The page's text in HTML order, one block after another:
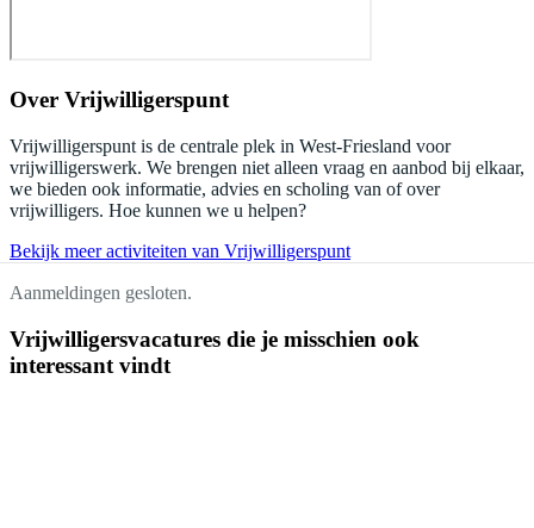
Over Vrijwilligerspunt
Vrijwilligerspunt is de centrale plek in West-Friesland voor
vrijwilligerswerk. We brengen niet alleen vraag en aanbod bij elkaar,
we bieden ook informatie, advies en scholing van of over
vrijwilligers. Hoe kunnen we u helpen?
Bekijk meer activiteiten van Vrijwilligerspunt
Aanmeldingen gesloten.
Vrijwilligersvacatures die je misschien ook
interessant vindt